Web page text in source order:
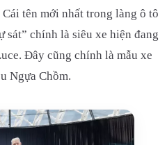
tên mới nhất trong làng ô tô
sát” chính là siêu xe hiện đang
Đây cũng chính là mẫu xe
Ngựa Chồm.